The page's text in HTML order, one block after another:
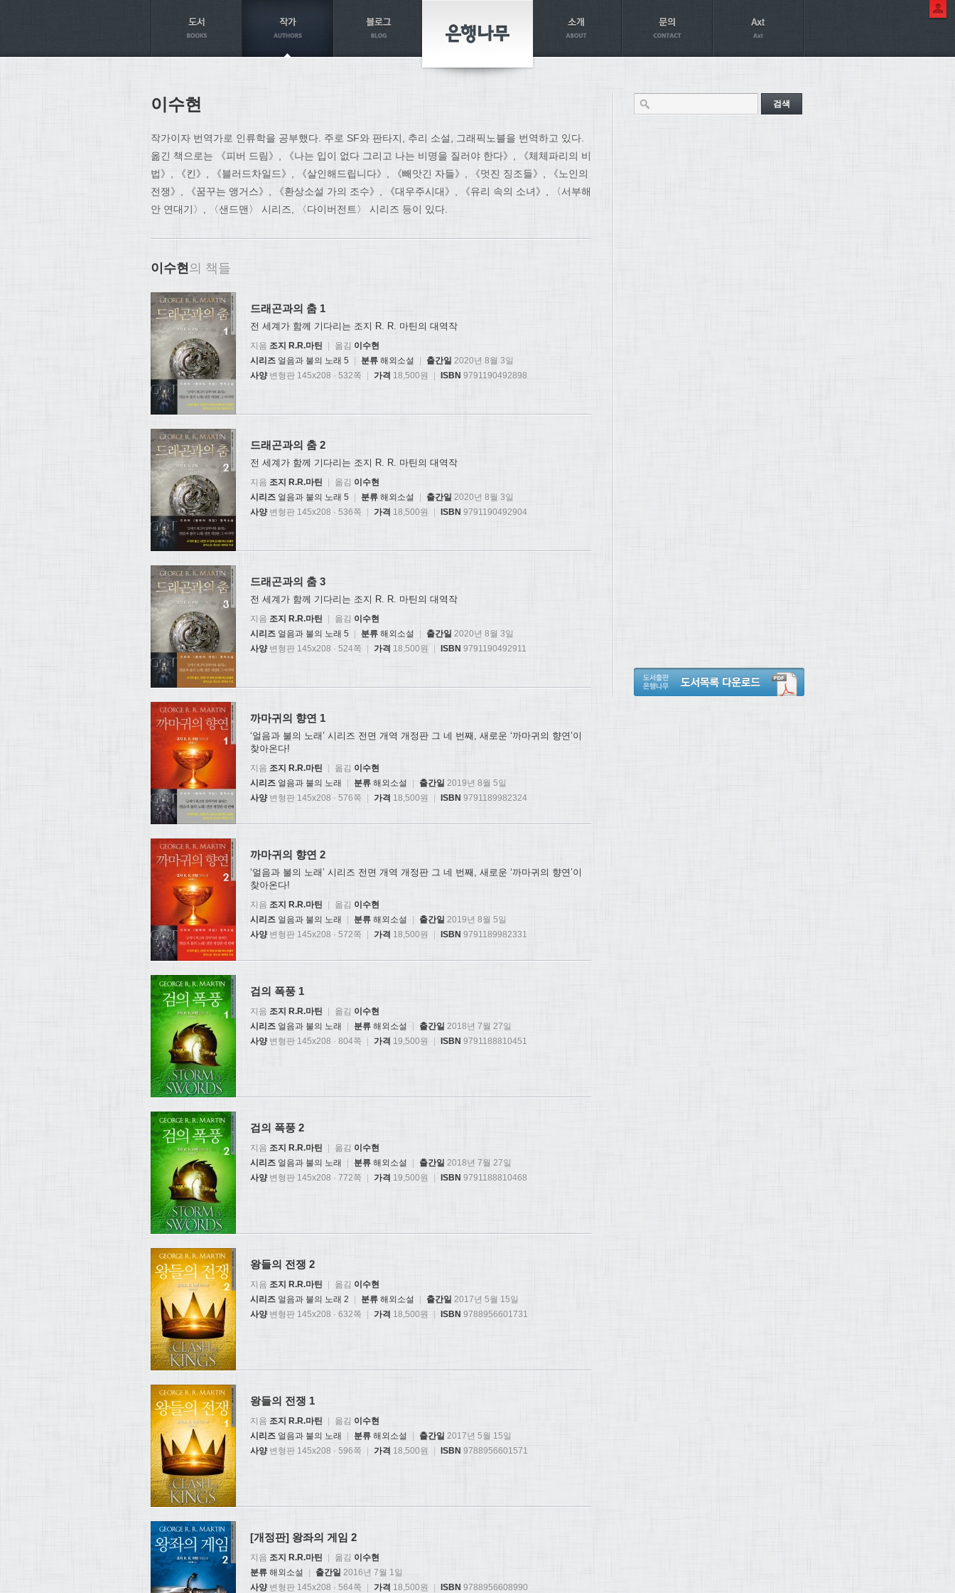
이수현
작가이자 번역가로 인류학을 공부했다. 주로 SF와 판타지, 추리 소설, 그래픽노블을 번역하고 있다.
옮긴 책으로는 《피버 드림》, 《나는 입이 없다 그리고 나는 비명을 질러야 한다》, 《체체파리의 비
법》, 《킨》, 《블러드차일드》, 《살인해드립니다》, 《빼앗긴 자들》, 《멋진 징조들》, 《노인의
전쟁》, 《꿈꾸는 앵거스》, 《환상소설 가의 조수》, 《대우주시대》, 《유리 속의 소녀》, 〈서부해
안 연대기〉, 〈샌드맨〉 시리즈, 〈다이버전트〉 시리즈 등이 있다.
이수현의 책들
드래곤과의 춤 1
전 세계가 함께 기다리는 조지 R. R. 마틴의 대역작
지음 조지 R.R.마틴 옮김 이수현
시리즈 얼음과 불의 노래 5 | 분류 해외소설 | 출간일 2020년 8월 3일
사양변형판 145x208 · 532쪽 | 가격 18,500원 | ISBN 9791190492898
드래곤과의 춤 2
전 세계가 함께 기다리는 조지 R. R. 마틴의 대역작
지음 조지 R.R.마틴 옮김 이수현
시리즈 얼음과 불의 노래 5 | 분류 해외소설 | 출간일 2020년 8월 3일
사양변형판 145x208 · 536쪽 | 가격 18,500원 | ISBN 9791190492904
드래곤과의 춤 3
전 세계가 함께 기다리는 조지 R. R. 마틴의 대역작
지음 조지 R.R.마틴 옮김 이수현
시리즈 얼음과 불의 노래 5 | 분류 해외소설 | 출간일 2020년 8월 3일
사양변형판 145x208 · 524쪽 | 가격 18,500원 | ISBN 9791190492911
까마귀의 향연 1
‘얼음과 불의 노래’ 시리즈 전면 개역 개정판 그 네 번째, 새로운 ‘까마귀의 향연’이
찾아온다!
지음 조지 R.R.마틴 옮김 이수현
시리즈 얼음과 불의 노래 | 분류 해외소설 | 출간일 2019년 8월 5일
사양변형판 145x208 · 576쪽 | 가격 18,500원 | ISBN 9791189982324
까마귀의 향연 2
‘얼음과 불의 노래’ 시리즈 전면 개역 개정판 그 네 번째, 새로운 ‘까마귀의 향연’이
찾아온다!
지음 조지 R.R.마틴 옮김 이수현
시리즈 얼음과 불의 노래 | 분류 해외소설 | 출간일 2019년 8월 5일
사양변형판 145x208 · 572쪽 | 가격 18,500원 | ISBN 9791189982331
검의 폭풍 1
지음 조지 R.R.마틴 옮김 이수현
시리즈 얼음과 불의 노래 | 분류 해외소설 | 출간일 2018년 7월 27일
사양변형판 145x208 · 804쪽 | 가격 19,500원 | ISBN 9791188810451
검의 폭풍 2
지음 조지 R.R.마틴 옮김 이수현
시리즈 얼음과 불의 노래 | 분류 해외소설 | 출간일 2018년 7월 27일
사양변형판 145x208 · 772쪽 | 가격 19,500원 | ISBN 9791188810468
왕들의 전쟁 2
지음 조지 R.R.마틴 옮김 이수현
시리즈 얼음과 불의 노래 2 | 분류 해외소설 | 출간일 2017년 5월 15일
사양변형판 145x208 · 632쪽 | 가격 18,500원 | ISBN 9788956601731
왕들의 전쟁 1
지음 조지 R.R.마틴 옮김 이수현
시리즈 얼음과 불의 노래 | 분류 해외소설 | 출간일 2017년 5월 15일
사양변형판 145x208 · 596쪽 | 가격 18,500원 | ISBN 9788956601571
[개정판] 왕좌의 게임 2
지음 조지 R.R.마틴 옮김 이수현
분류 해외소설 | 출간일 2016년 7월 1일
사양변형판 145x208 · 564쪽 | 가격 18,500원 | ISBN 9788956608990